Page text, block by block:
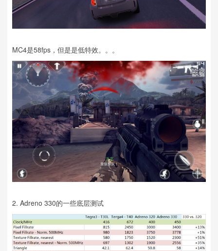
MC4是58fps，但是是低特效。。。
2. Adreno 330的一些底层测试